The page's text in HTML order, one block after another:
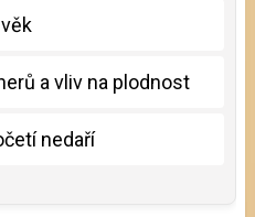
a vliv na plodnost
nedaří